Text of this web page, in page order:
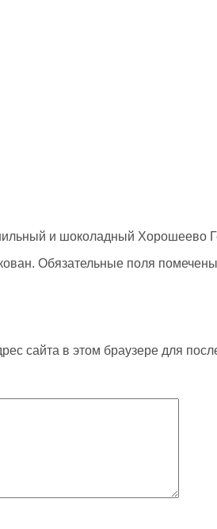
и шоколадный Хорошеево
Обязательные поля помечены
сайта в этом браузере для